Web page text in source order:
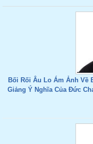
Bối Rối Âu Lo Ám Ảnh Về
Giảng Ý Nghĩa Của Đức